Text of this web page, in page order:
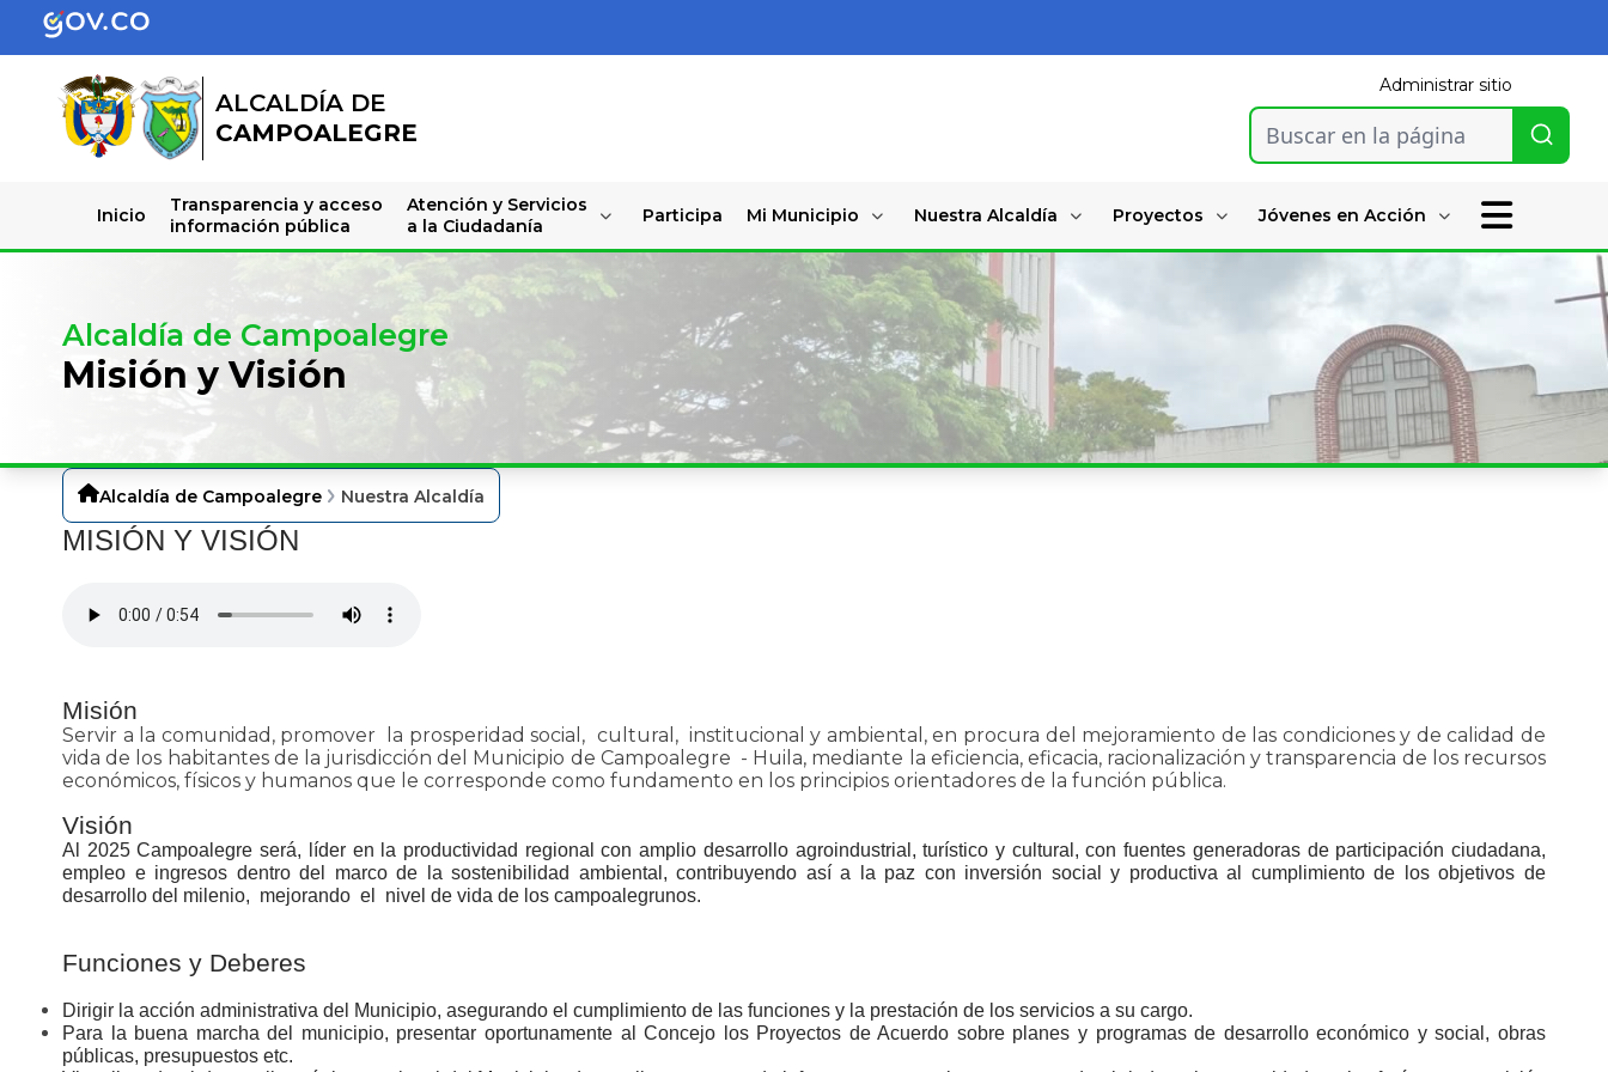
ALCALDÍA DE
CAMPOALEGRE
Administrar sitio
Buscar en la página
Inicio
Transparencia y acceso
información pública
Atención y Servicios
a la Ciudadanía
Participa Mi Municipio Nuestra Alcaldía Proyectos Jóvenes en Acción
Alcaldía de Campoalegre
Misión y Visión
Alcaldía de Campoalegre Nuestra Alcaldía
​​MISIÓN Y VISIÓN
Misión
Servir a la comunidad, promover la prosperidad social, cultural, institucional y ambiental, en procura del mejoramiento de las condiciones y de calidad de
vida de los habitantes de la jurisdicción del Municipio de Campoalegre - Huila, mediante la eficiencia, eficacia, racionalización y transparencia de los recursos
económicos, físicos y humanos que le corresponde como fundamento en los principios orientadores de la función pública.
Visión
Al 2025 Campoalegre será, líder en la productividad regional con amplio desarrollo agroindustrial, turístico y cultural, con fuentes generadoras de participación ciudadana,
empleo e ingresos dentro del marco de la sostenibilidad ambiental, contribuyendo así a la paz con inversión social y productiva al cumplimiento de los objetivos​ de
desarrollo del milenio, mejorando el nivel de vida de los campoalegrunos.​
Funciones y Deberes
Dirigir la acción administrativa del Municipio, asegurando el cumplimiento de las funciones y la prestación de los servicios a su cargo.
Para la buena marcha del municipio, presentar oportunamente al Concejo los Proyectos de Acuerdo sobre planes y programas de desarrollo económico y social, obras
públicas, presupuestos etc.